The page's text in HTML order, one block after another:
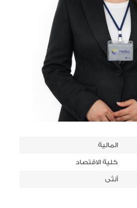
المالية
كلية الاقتصاد
أنثى